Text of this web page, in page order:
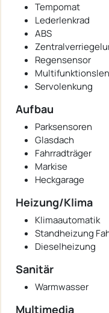
Tempomat
Lederlenkrad
ABS
Regensensor
Servolenkung
Aufbau
Parksensoren
Glasdach
Fahrradträger
Markise
Heckgarage
Heizung/Klima
Klimaautomatik
Standheizung
Dieselheizung
Sanitär
Warmwasser
Multimedia